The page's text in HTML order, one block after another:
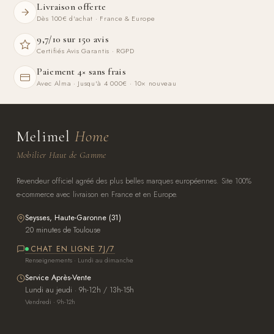
Livraison offerte
Dès 100€ d'achat · France & Europe
9,7/10 sur 150 avis
Certifiés Avis Garantis · RGPD
Paiement 4× sans frais
Avec Alma · Jusqu'à 4 000€ · 10× nouveau
Melimel Home
Mobilier Haut de Gamme
Revendeur officiel agréé des plus belles marques européennes. Site 100%
e-commerce avec livraison en France et en Europe.
Seysses, Haute-Garonne (31)
20 minutes de Toulouse
CHAT EN LIGNE 7J/7
Renseignements · Lundi au dimanche
Service Après-Vente
Lundi au jeudi · 9h-12h / 13h-15h
Vendredi · 9h-12h